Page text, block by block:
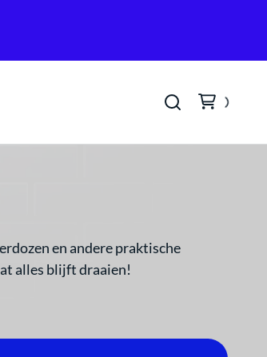
en andere praktische
alles blijft draaien!